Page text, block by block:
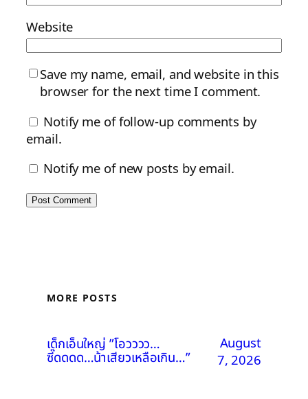
Website
Save my name, email, and website in this
browser for the next time I comment.
Notify me of follow-up comments by
email.
Notify me of new posts by email.
MORE POSTS
เด็กเอ็นใหญ่ ”โอวววว…
ซี๊ดดดด…น้าเสียวเหลือเกิน…”
August
7, 2026